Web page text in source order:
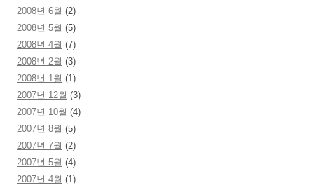
2008년 6월 (2)
2008년 5월 (5)
2008년 4월 (7)
2008년 2월 (3)
2008년 1월 (1)
2007년 12월 (3)
2007년 10월 (4)
2007년 8월 (5)
2007년 7월 (2)
2007년 5월 (4)
2007년 4월 (1)